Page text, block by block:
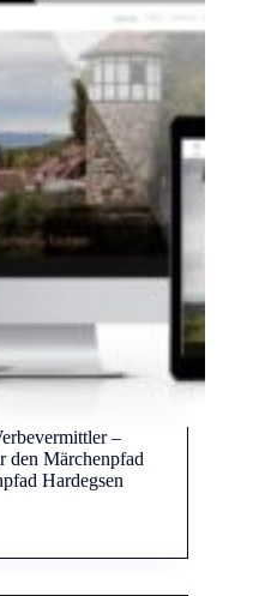
–
den Märchenpfad
Hardegsen